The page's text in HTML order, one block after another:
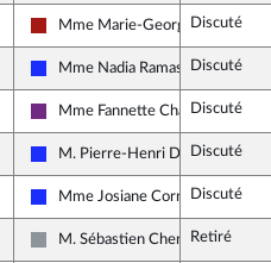
Gauche démocrate et républicaine
Mme Marie-George Buffet
Discuté
Les Républicains
Mme Nadia RamassamyDiscuté
La République en Marche
Mme Fannette CharvierDiscuté
Les Républicains
M. Pierre-Henri Dumont
Discuté
Les Républicains
Mme Josiane Corneloup
Discuté
Non inscrit
M. Sébastien ChenuRetiré